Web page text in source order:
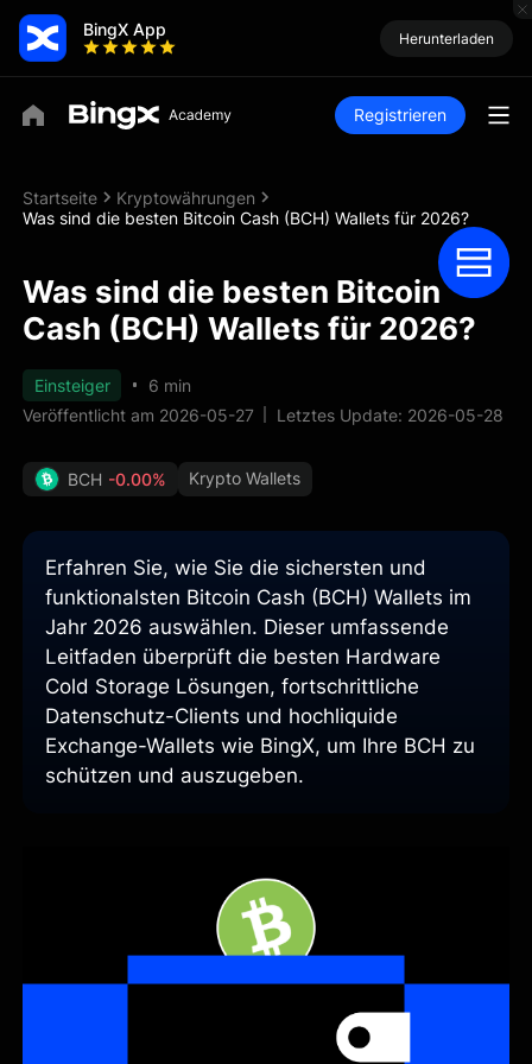
BingX App Herunterladen
Registrieren
Startseite
Kryptowährungen
Was sind die besten Bitcoin Cash (BCH) Wallets für 2026?
Was sind die besten Bitcoin
Cash (BCH) Wallets für 2026?
Einsteiger
6 min
Veröffentlicht am 2026-05-27
Letztes Update: 2026-05-28
BCH -0.00% Krypto Wallets
Erfahren Sie, wie Sie die sichersten und
funktionalsten Bitcoin Cash (BCH) Wallets im
Jahr 2026 auswählen. Dieser umfassende
Leitfaden überprüft die besten Hardware
Cold Storage Lösungen, fortschrittliche
Datenschutz-Clients und hochliquide
Exchange-Wallets wie BingX, um Ihre BCH zu
schützen und auszugeben.